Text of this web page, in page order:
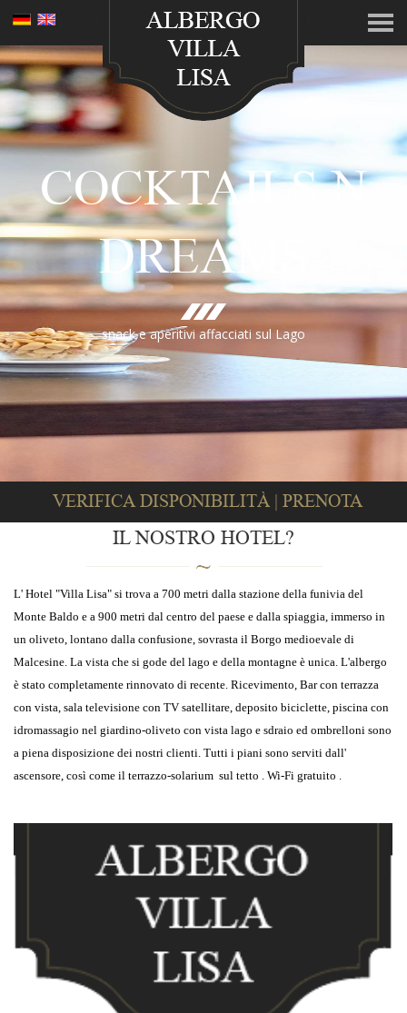
COCKTAILS N
DREAMS
snack e aperitivi affacciati sul Lago
IL NOSTRO HOTEL?
L' Hotel "Villa Lisa" si trova a 700 metri dalla stazione della funivia del
Monte Baldo e a 900 metri dal centro del paese e dalla spiaggia, immerso in
un oliveto, lontano dalla confusione, sovrasta il Borgo medioevale di
Malcesine. La vista che si gode del lago e della montagne è unica. L'albergo
è stato completamente rinnovato di recente. Ricevimento, Bar con terrazza
con vista, sala televisione con TV satellitare, deposito biciclette, piscina con
idromassagio nel giardino-oliveto con vista lago e sdraio ed ombrelloni sono
a piena disposizione dei nostri clienti. Tutti i piani sono serviti dall'
ascensore, così come il terrazzo-solarium sul tetto . Wi-Fi gratuito .